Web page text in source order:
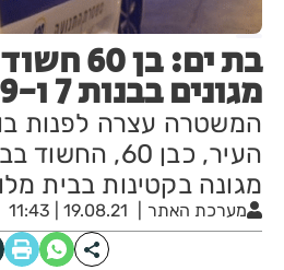
בת ים:
מגונים בבנות 7 ו-9
המשטרה עצרה לפנות
העיר, כבן 60,
מגונה בקטינות בבית
מערכת האתר 19.08.21 | 11:43